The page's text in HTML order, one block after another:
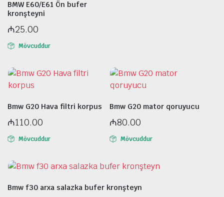
BMW E60/E61 Ön bufer
kronşteyni
₼25.00
Mövcuddur
Bmw G20 Hava filtri korpus
₼110.00
Mövcuddur
Bmw G20 mator qoruyucu
₼80.00
Mövcuddur
Bmw f30 arxa salazka bufer kronşteyn